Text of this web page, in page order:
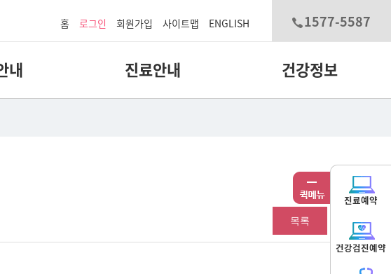
홈 로그인 회원가입 사이트맵 ENGLISH 1577-5587
내 진료안내 건강정보
목록
진료예약
건강검진예약